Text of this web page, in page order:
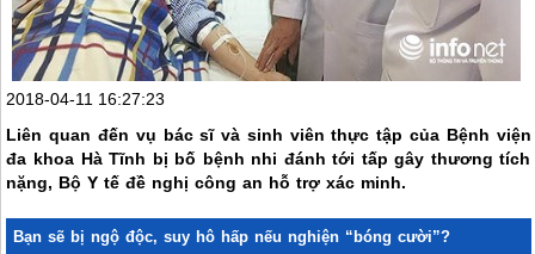
2018-04-11 16:27:23
Liên quan đến vụ bác sĩ và sinh viên thực tập của Bệnh viện
đa khoa Hà Tĩnh bị bố bệnh nhi đánh tới tấp gây thương tích
nặng, Bộ Y tế đề nghị công an hỗ trợ xác minh.
Bạn sẽ bị ngộ độc, suy hô hấp nếu nghiện “bóng cười”?